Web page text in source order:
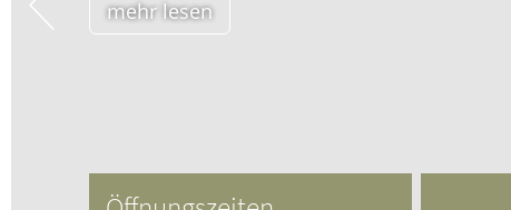
Haut, Haare und Nägel